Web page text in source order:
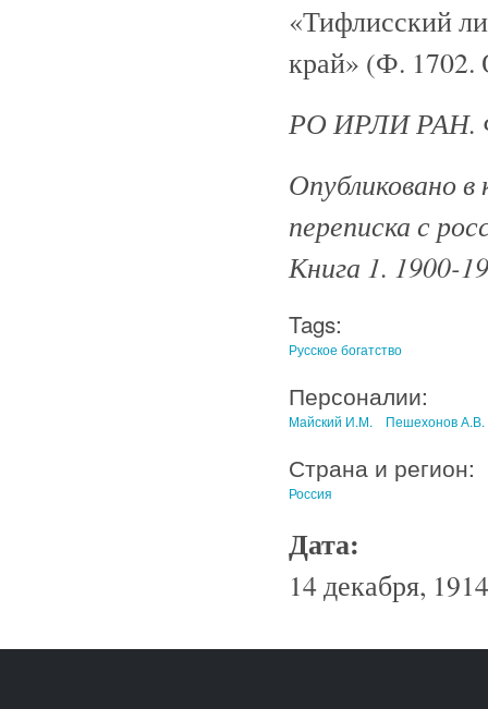
«Тифлисский
край» (Ф. 1702.
РО ИРЛИ РАН.
Опубликовано
переписка с
Книга 1. 1900-
Tags:
Русское богатство
Персоналии:
Майский И.М. Пешехонов А.В.
Страна и регион:
Россия
Дата:
14 декабря,